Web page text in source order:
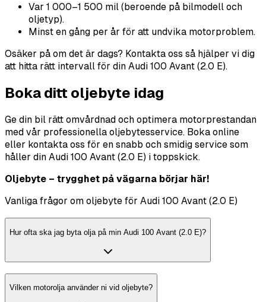
Var 1 000–1 500 mil (beroende på bilmodell och
oljetyp).
Minst en gång per år för att undvika motorproblem.
Osäker på om det är dags? Kontakta oss så hjälper vi dig
att hitta rätt intervall för din Audi 100 Avant (2.0 E).
Boka ditt oljebyte idag
Ge din bil rätt omvårdnad och optimera motorprestandan
med vår professionella oljebytesservice. Boka online
eller kontakta oss för en snabb och smidig service som
håller din Audi 100 Avant (2.0 E) i toppskick.
Oljebyte – trygghet på vägarna börjar här!
Vanliga frågor om oljebyte för Audi 100 Avant (2.0 E)
Hur ofta ska jag byta olja på min Audi 100 Avant (2.0 E)?
Vilken motorolja använder ni vid oljebyte?